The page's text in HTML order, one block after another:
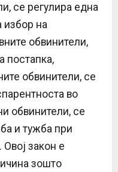
се регулира една
избор на
обвинители,
постапка,
обвинители, се
во
обвинители, се
и тужба при
закон е
зошто